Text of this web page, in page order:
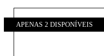
APENAS 2 DISPONÍVEIS